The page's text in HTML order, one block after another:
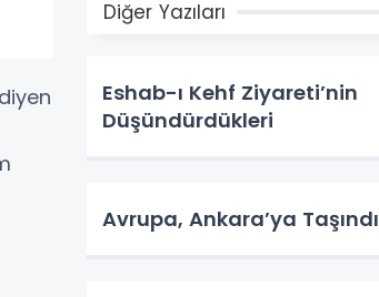
Diğer Yazıları
Eshab-ı Kehf Ziyareti’nin
Düşündürdükleri
Avrupa, Ankara’ya Taşındı